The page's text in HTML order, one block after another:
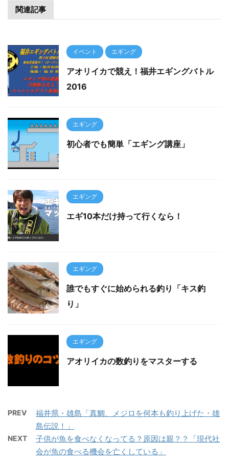
関連記事
イベント エギング
アオリイカで競え！福井エギングバトル
2016
エギング
初心者でも簡単「エギング講座」
エギング
エギ10本だけ持って行くなら！
エギング
誰でもすぐに始められる釣り「キス釣
り」
エギング
アオリイカの数釣りをマスターする
PREV
福井県・雄島「真鯛、メジロを何本も釣り上げた・雄
島伝説！」
NEXT
子供が魚を食べなくなってる？原因は親？？「現代社
会が魚の食べる機会を亡くしている」